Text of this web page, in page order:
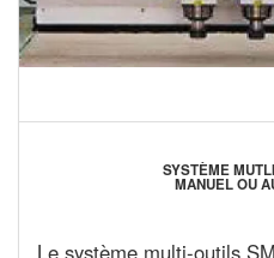
SYSTÈME
MANUEL OU